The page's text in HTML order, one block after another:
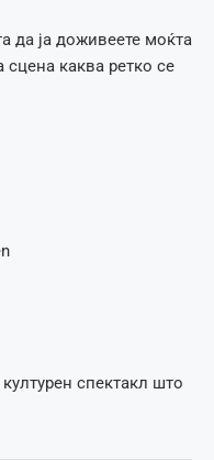
да ја доживеете моќта
сцена каква ретко се
спектакл што